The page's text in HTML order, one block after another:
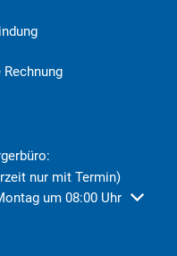
nur mit Termin)
Schließzeiten
um 08:00 Uhr